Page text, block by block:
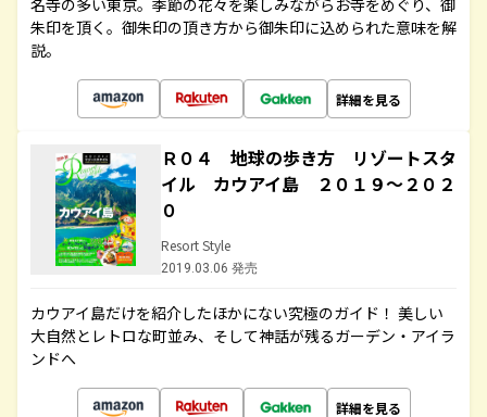
名寺の多い東京。季節の花々を楽しみながらお寺をめぐり、御
朱印を頂く。御朱印の頂き方から御朱印に込められた意味を解
説。
詳細を見る
Ｒ０４ 地球の歩き方 リゾートスタ
イル カウアイ島 ２０１９～２０２
０
Resort Style
2019.03.06 発売
カウアイ島だけを紹介したほかにない究極のガイド！ 美しい
大自然とレトロな町並み、そして神話が残るガーデン・アイラ
ンドへ
詳細を見る